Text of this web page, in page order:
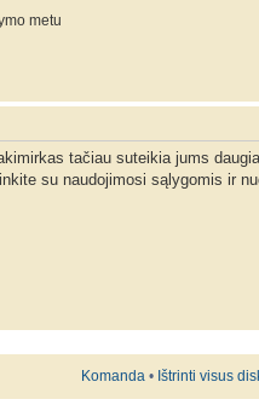
metu
tačiau suteikia jums
su naudojimosi sąlygomis ir
Komanda • Ištrinti visus